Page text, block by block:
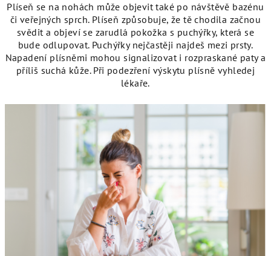
Plíseň se na nohách může objevit také po návštěvě bazénu
či veřejných sprch. Plíseň způsobuje, že tě chodila začnou
svědit a objeví se zarudlá pokožka s puchýřky, která se
bude odlupovat. Puchýřky nejčastěji najdeš mezi prsty.
Napadení plísněmi mohou signalizovat i rozpraskané paty a
příliš suchá kůže. Při podezření výskytu plísně vyhledej
lékaře.